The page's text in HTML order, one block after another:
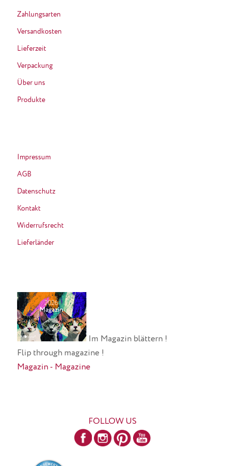
Zahlungsarten
Versandkosten
Lieferzeit
Verpackung
Über uns
Produkte
Impressum
AGB
Datenschutz
Kontakt
Widerrufsrecht
Lieferländer
Im Magazin blättern !
Flip through magazine !
Magazin - Magazine
FOLLOW US